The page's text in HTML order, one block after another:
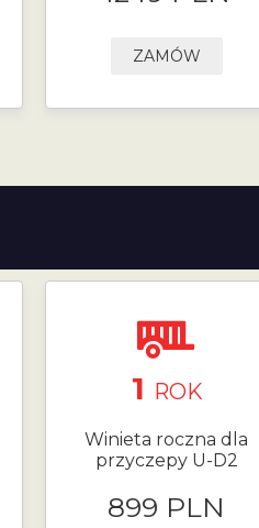
ZAMÓW
1 ROK
Winieta roczna dla
przyczepy U-D2
899 PLN